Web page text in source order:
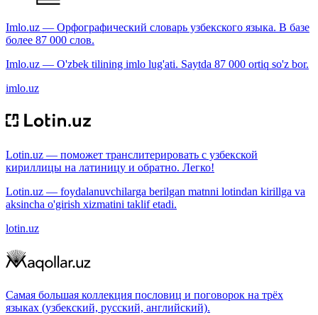
Imlo.uz — Орфографический словарь узбекского языка. В базе
более 87 000 слов.
Imlo.uz — O'zbek tilining imlo lug'ati. Saytda 87 000 ortiq so'z bor.
imlo.uz
Lotin.uz — поможет транслитерировать с узбекской
кириллицы на латиницу и обратно. Легко!
Lotin.uz — foydalanuvchilarga berilgan matnni lotindan kirillga va
aksincha o'girish xizmatini taklif etadi.
lotin.uz
Самая большая коллекция пословиц и поговорок на трёх
языках (узбекский, русский, английский).